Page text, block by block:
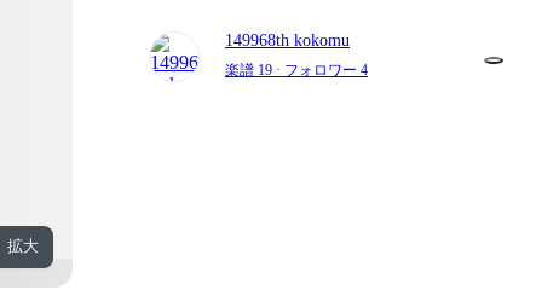
拡大
149968th kokomu
楽譜 19 · フォロワー 4